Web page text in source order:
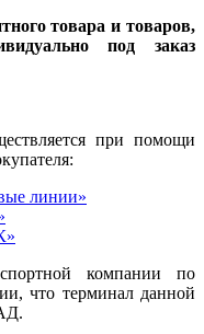
товара и товаров,
под заказ
при помощи
линии»
компании по
что терминал данной